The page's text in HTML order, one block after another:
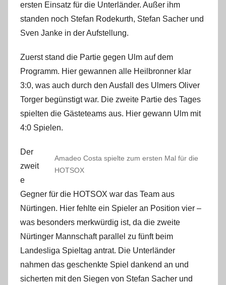
ersten Einsatz für die Unterländer. Außer ihm
standen noch Stefan Rodekurth, Stefan Sacher und
Sven Janke in der Aufstellung.
Zuerst stand die Partie gegen Ulm auf dem
Programm. Hier gewannen alle Heilbronner klar
3:0, was auch durch den Ausfall des Ulmers Oliver
Torger begünstigt war. Die zweite Partie des Tages
spielten die Gästeteams aus. Hier gewann Ulm mit
4:0 Spielen.
Amadeo Costa spielte zum ersten Mal für die
HOTSOX
Der
zweit
e
Gegner für die HOTSOX war das Team aus
Nürtingen. Hier fehlte ein Spieler an Position vier –
was besonders merkwürdig ist, da die zweite
Nürtinger Mannschaft parallel zu fünft beim
Landesliga Spieltag antrat. Die Unterländer
nahmen das geschenkte Spiel dankend an und
sicherten mit den Siegen von Stefan Sacher und